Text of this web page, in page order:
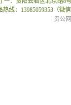
热线：13985059353（微
贵公